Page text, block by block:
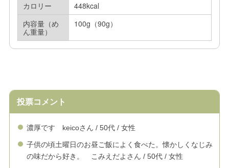
カロリー
448kcal
内容量（め
ん重量）
100g（90g）
投票コメント
濃厚です keicoさん / 50代 / 女性
子供の頃土曜日のお昼ご飯によく食べた。懐かしくなじみ
の味だから好き。 こみえだよさん / 50代 / 女性